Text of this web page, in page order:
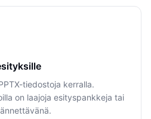
tiedostoja kerralla.
on laajoja esityspankkeja tai